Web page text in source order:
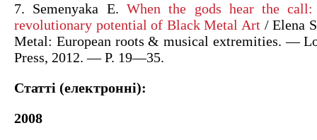
7. Semenyaka E. When the gods hear the call:
revolutionary potential of Black Metal Art / Elena
Metal: European roots & musical extremities. —
Press, 2012. — P. 19—35.
Статті (електронні):
2008